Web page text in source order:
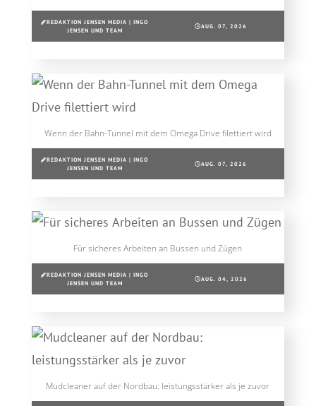
REDAKTION JENSEN MEDIA | INGO
JENSEN UND TEAM
AUG. 07, 2026
Wenn der Bahn-Tunnel mit dem Omega Drive filettiert wird
REDAKTION JENSEN MEDIA | INGO
JENSEN UND TEAM
AUG. 07, 2026
Für sicheres Arbeiten an Bussen und Zügen
REDAKTION JENSEN MEDIA | INGO
JENSEN UND TEAM
AUG. 04, 2026
Mudcleaner auf der Nordbau: leistungsstärker als je zuvor